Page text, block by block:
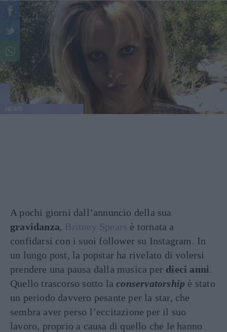
A pochi giorni dall’annuncio della sua
gravidanza, Britney Spears è tornata a
confidarsi con i suoi follower su Instagram. In
un lungo post, la popstar ha rivelato di volersi
prendere una pausa dalla musica per dieci anni.
Quello trascorso sotto laconservatorship è stato
un periodo davvero pesante per la star, che
sembra aver perso l’eccitazione per il suo
lavoro, proprio a causa di quello che le hanno